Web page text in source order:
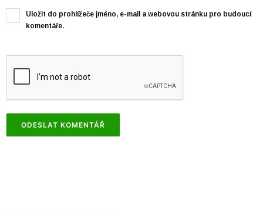
Uložit do prohlížeče jméno, e-mail a webovou stránku pro budoucí
komentáře.